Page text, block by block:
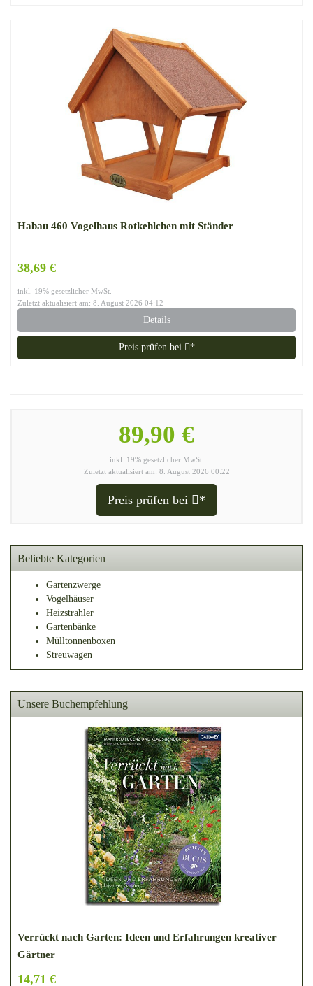
Habau 460 Vogelhaus Rotkehlchen mit Ständer
38,69 €
inkl. 19% gesetzlicher MwSt.
Zuletzt aktualisiert am: 8. August 2026 04:12
Details
Preis prüfen bei *
89,90 €
inkl. 19% gesetzlicher MwSt.
Zuletzt aktualisiert am: 8. August 2026 00:22
Preis prüfen bei *
Beliebte Kategorien
Gartenzwerge
Vogelhäuser
Heizstrahler
Gartenbänke
Mülltonnenboxen
Streuwagen
Unsere Buchempfehlung
Verrückt nach Garten: Ideen und Erfahrungen kreativer
Gärtner
14,71 €